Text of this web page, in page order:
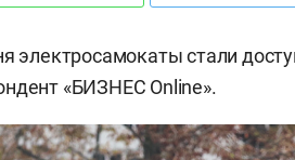
электросамокаты стали
«БИЗНЕС Online».